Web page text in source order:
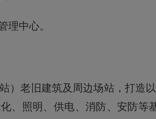
理中心。
）老旧建筑及周边场站，打造
、照明、供电、消防、安防等